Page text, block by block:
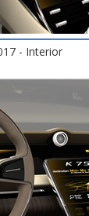
- Interior